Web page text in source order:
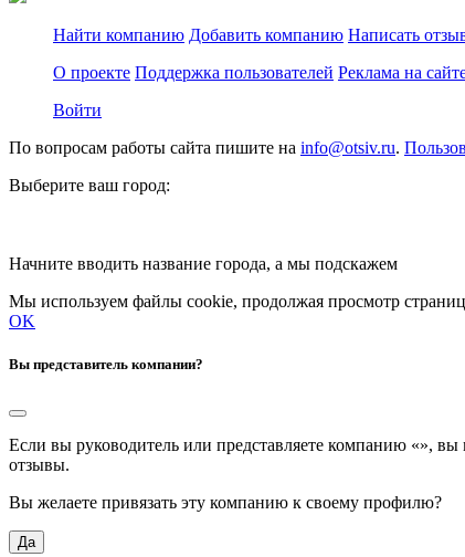
Найти компанию Добавить компанию Написать
О проекте Поддержка пользователей Реклама на
Войти
По вопросам работы сайта пишите на info@otsiv.ru.
Выберите ваш город:
Начните вводить название города, а мы подскажем
Мы используем файлы cookie, продолжая просмотр
OK
Вы представитель компании?
Если вы руководитель или представляете компанию «», вы
отзывы.
Вы желаете привязать эту компанию к своему профилю?
Да